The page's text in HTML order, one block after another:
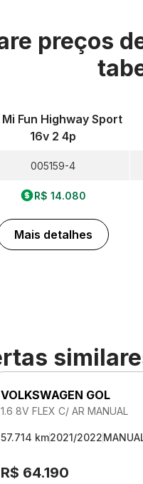
preços
Mi Fun Highway Sport
16v 2 4p
005159-4
R$ 14.080
Mais detalhes
VOLKSWAGEN GOL
1.6 8V FLEX C/ AR MANUAL
57.714 km2021/2022
R$ 64.190